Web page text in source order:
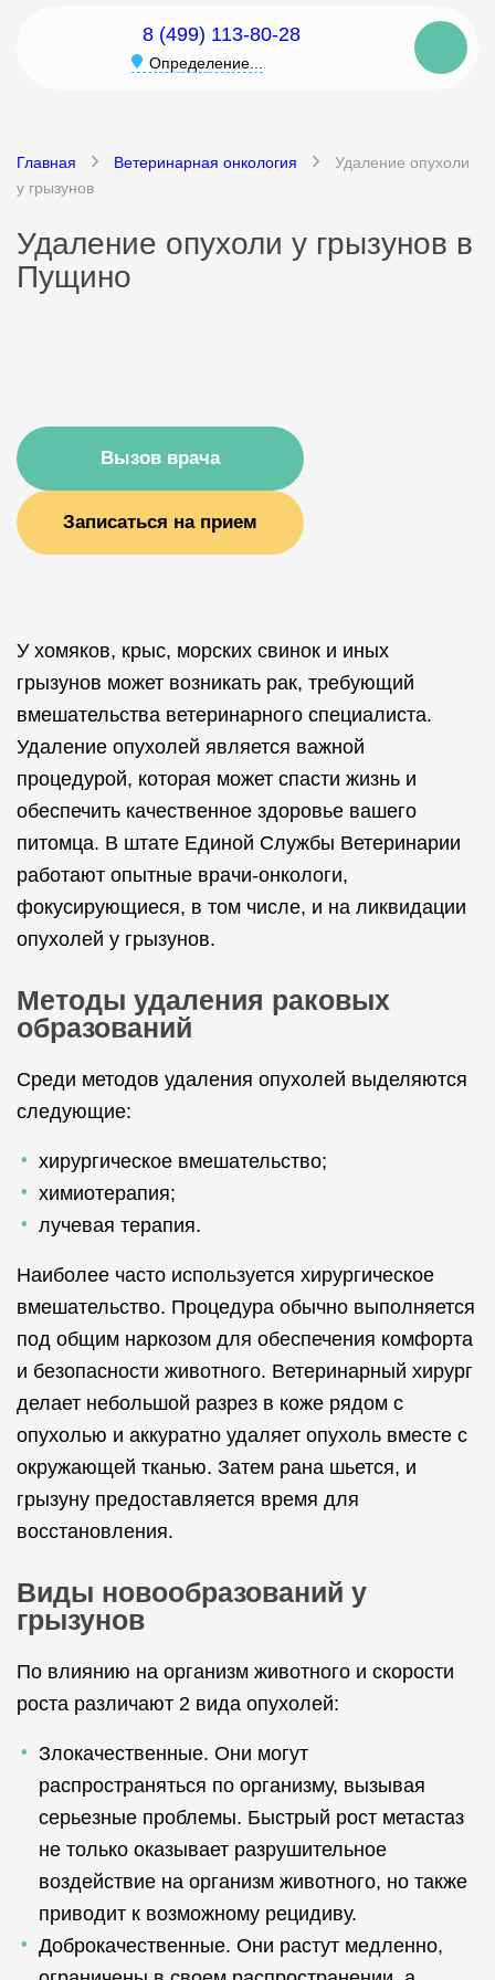
8 (499) 113-80-28
Определение...
Главная Ветеринарная онкология
Удаление опухоли
у грызунов
Удаление опухоли у грызунов в
Пущино
Вызов врача
Записаться на прием
У хомяков, крыс, морских свинок и иных
грызунов может возникать рак, требующий
вмешательства ветеринарного специалиста.
Удаление опухолей является важной
процедурой, которая может спасти жизнь и
обеспечить качественное здоровье вашего
питомца. В штате Единой Службы Ветеринарии
работают опытные врачи-онкологи,
фокусирующиеся, в том числе, и на ликвидации
опухолей у грызунов.
Методы удаления раковых
образований
Среди методов удаления опухолей выделяются
следующие:
хирургическое вмешательство;
химиотерапия;
лучевая терапия.
Наиболее часто используется хирургическое
вмешательство. Процедура обычно выполняется
под общим наркозом для обеспечения комфорта
и безопасности животного. Ветеринарный хирург
делает небольшой разрез в коже рядом с
опухолью и аккуратно удаляет опухоль вместе с
окружающей тканью. Затем рана шьется, и
грызуну предоставляется время для
восстановления.
Виды новообразований у
грызунов
По влиянию на организм животного и скорости
роста различают 2 вида опухолей:
Злокачественные. Они могут
распространяться по организму, вызывая
серьезные проблемы. Быстрый рост метастаз
не только оказывает разрушительное
воздействие на организм животного, но также
приводит к возможному рецидиву.
Доброкачественные. Они растут медленно,